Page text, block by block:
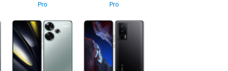
Pro
Pro